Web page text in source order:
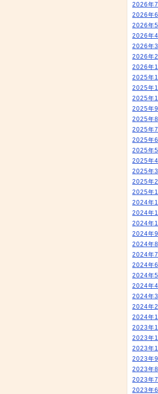
2026年7
2026年6
2026年5
2026年4
2026年3
2026年2
2026年1
2025年
2025年
2025年
2025年9
2025年8
2025年7
2025年6
2025年5
2025年4
2025年3
2025年2
2025年1
2024年
2024年
2024年
2024年9
2024年8
2024年7
2024年6
2024年5
2024年4
2024年3
2024年2
2024年1
2023年
2023年
2023年
2023年9
2023年8
2023年7
2023年6